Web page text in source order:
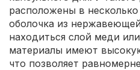
расположены в
оболочка из
находиться слой меди
материалы имеют
что позволяет